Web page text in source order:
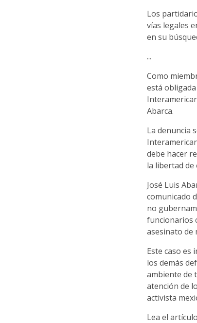
Los
vías legales
en su
...
Como
está
Abarca.
La denuncia
debe hacer
la libertad de
José Luis
comunicado
no
funcionarios
asesinato de
Este caso
los demás
ambiente de
atención de
activista
Lea el